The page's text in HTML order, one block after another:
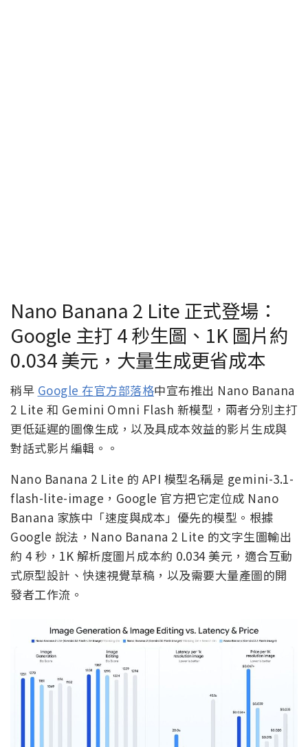
Nano Banana 2 Lite 正式登場：
Google 主打 4 秒生圖、1K 圖片約
0.034 美元，大量生成更省成本
稍早 Google 在官方部落格中宣布推出 Nano Banana
2 Lite 和 Gemini Omni Flash 新模型，兩者分別主打
更低延遲的圖像生成，以及具成本效益的影片生成與
對話式影片編輯。。
Nano Banana 2 Lite 的 API 模型名稱是 gemini-3.1-
flash-lite-image，Google 官方把它定位成 Nano
Banana 家族中「速度與成本」優先的模型。根據
Google 說法，Nano Banana 2 Lite 的文字生圖輸出
約 4 秒，1K 解析度圖片成本約 0.034 美元，適合互動
式原型設計、快速視覺草稿，以及需要大量產圖的開
發者工作流。